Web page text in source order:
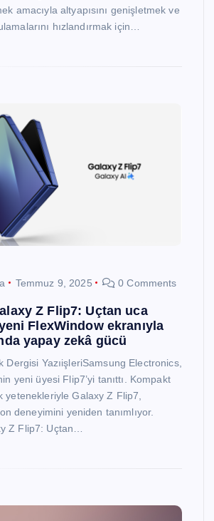
amacıyla altyapısını genişletmek ve
hızlandırmak için…
Temmuz 9, 2025 0 Comments
Z Flip7: Uçtan uca
FlexWindow ekranıyla
yapay zekâ gücü
Dergisi YazıişleriSamsung Electronics,
yeni üyesi Flip7’yi tanıttı. Kompakt
yetenekleriyle Galaxy Z Flip7,
deneyimini yeniden tanımlıyor.
Z Flip7: Uçtan…